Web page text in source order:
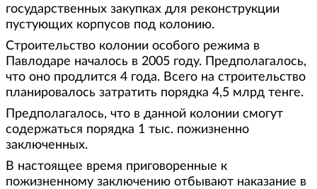
государственных закупках для реконструкции
пустующих корпусов под колонию.
Строительство колонии особого режима в
Павлодаре началось в 2005 году. Предполагалось,
что оно продлится 4 года. Всего на строительство
планировалось затратить порядка 4,5 млрд тенге.
Предполагалось, что в данной колонии смогут
содержаться порядка 1 тыс. пожизненно
заключенных.
В настоящее время приговоренные к
пожизненному заключению отбывают наказание в